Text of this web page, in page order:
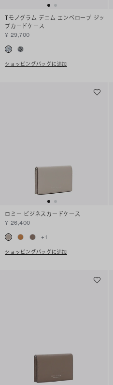
Tモノグラム デニム エンベロープ ジッ
プカードケース
¥ 29,700
ショッピングバッグに追加
ロミー ビジネスカードケース
¥ 26,400
+1
ショッピングバッグに追加